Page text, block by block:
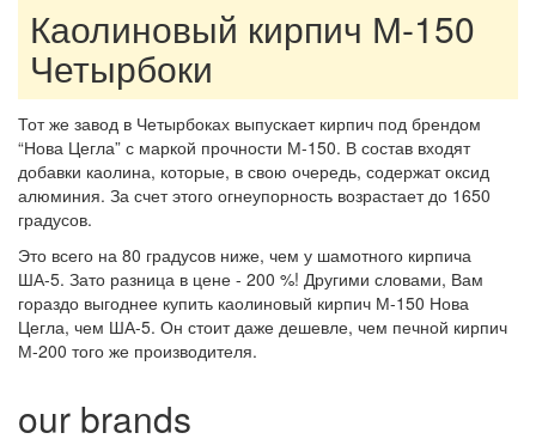
Каолиновый кирпич М-150
Четырбоки
Тот же завод в Четырбоках выпускает кирпич под брендом
“Нова Цегла” с маркой прочности М-150. В состав входят
добавки каолина, которые, в свою очередь, содержат оксид
алюминия. За счет этого огнеупорность возрастает до 1650
градусов.
Это всего на 80 градусов ниже, чем у шамотного кирпича
ША-5. Зато разница в цене - 200 %! Другими словами, Вам
гораздо выгоднее купить каолиновый кирпич М-150 Нова
Цегла, чем ША-5. Он стоит даже дешевле, чем печной кирпич
М-200 того же производителя.
our brands